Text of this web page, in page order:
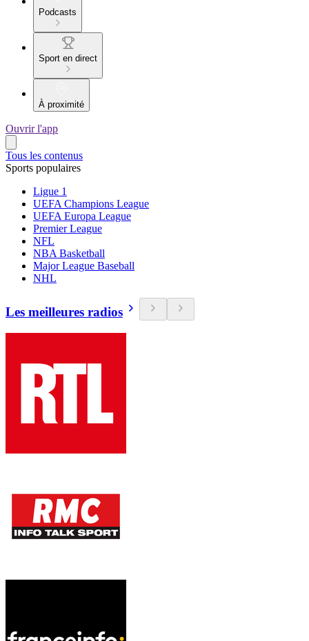
Podcasts
Sport en direct
À proximité
Ouvrir l'app
Tous les contenus
Sports populaires
Ligue 1
UEFA Champions League
UEFA Europa League
Premier League
NFL
NBA Basketball
Major League Baseball
NHL
Les meilleures radios